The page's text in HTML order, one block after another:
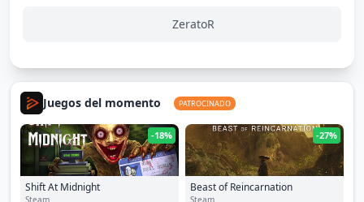
ZeratoR
Juegos del momento PATROCINADO
-18%
Shift At Midnight
Steam
-27%
Beast of Reincarnation
Steam